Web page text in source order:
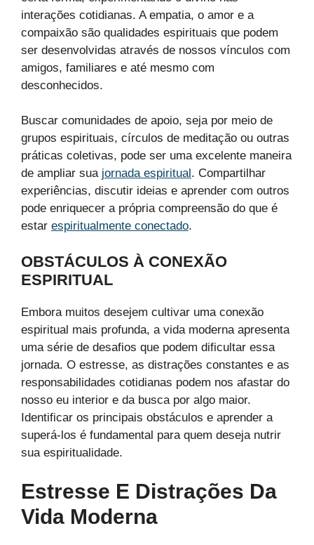
interações cotidianas. A empatia, o amor e a
compaixão são qualidades espirituais que podem
ser desenvolvidas através de nossos vínculos com
amigos, familiares e até mesmo com
desconhecidos.
Buscar comunidades de apoio, seja por meio de
grupos espirituais, círculos de meditação ou outras
práticas coletivas, pode ser uma excelente maneira
de ampliar sua jornada espiritual. Compartilhar
experiências, discutir ideias e aprender com outros
pode enriquecer a própria compreensão do que é
estar espiritualmente conectado.
OBSTÁCULOS À CONEXÃO
ESPIRITUAL
Embora muitos desejem cultivar uma conexão
espiritual mais profunda, a vida moderna apresenta
uma série de desafios que podem dificultar essa
jornada. O estresse, as distrações constantes e as
responsabilidades cotidianas podem nos afastar do
nosso eu interior e da busca por algo maior.
Identificar os principais obstáculos e aprender a
superá-los é fundamental para quem deseja nutrir
sua espiritualidade.
Estresse E Distrações Da
Vida Moderna